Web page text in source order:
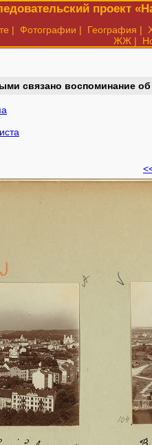
проект
| Фотографии | География |
ЖЖ |
связано воспоминание